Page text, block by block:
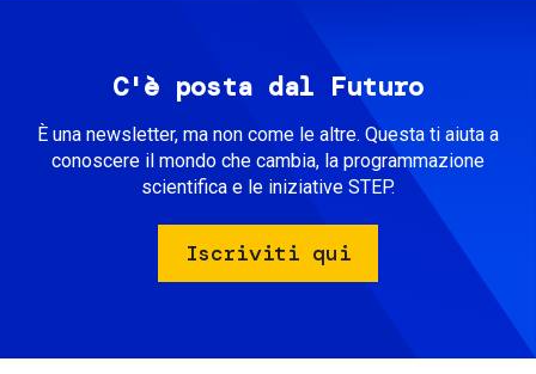
C'è posta dal Futuro
È una newsletter, ma non come le altre. Questa ti aiuta a
conoscere il mondo che cambia, la programmazione
scientifica e le iniziative STEP.
Iscriviti qui